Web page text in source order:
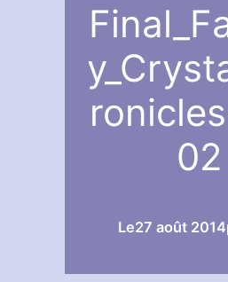
02
Le27 août 2014